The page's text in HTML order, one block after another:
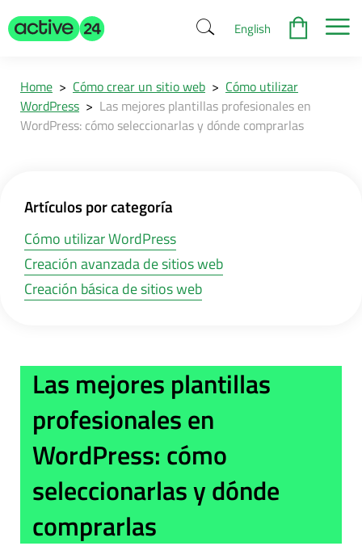
English
Home > Cómo crear un sitio web > Cómo utilizar
WordPress > Las mejores plantillas profesionales en
WordPress: cómo seleccionarlas y dónde comprarlas
Artículos por categoría
Cómo utilizar WordPress
Creación avanzada de sitios web
Creación básica de sitios web
Las mejores plantillas
profesionales en
WordPress: cómo
seleccionarlas y dónde
comprarlas